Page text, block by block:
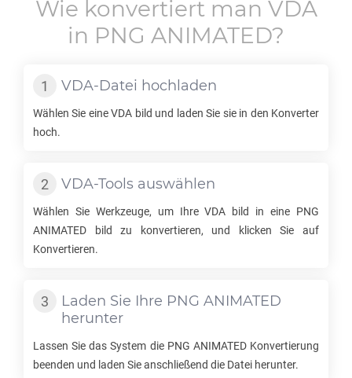
Wie konvertiert man VDA
in PNG ANIMATED?
VDA-Datei hochladen
Wählen Sie eineVDA bild und laden Sie sie in den Konverter
hoch.
VDA-Tools auswählen
Wählen Sie Werkzeuge, um IhreVDA bild in eine PNG
ANIMATED bild zu konvertieren, und klicken Sie auf
Konvertieren.
Laden Sie Ihre PNG ANIMATED
herunter
Lassen Sie das System die PNG ANIMATEDKonvertierung
beenden und laden Sie anschließend die Datei herunter.